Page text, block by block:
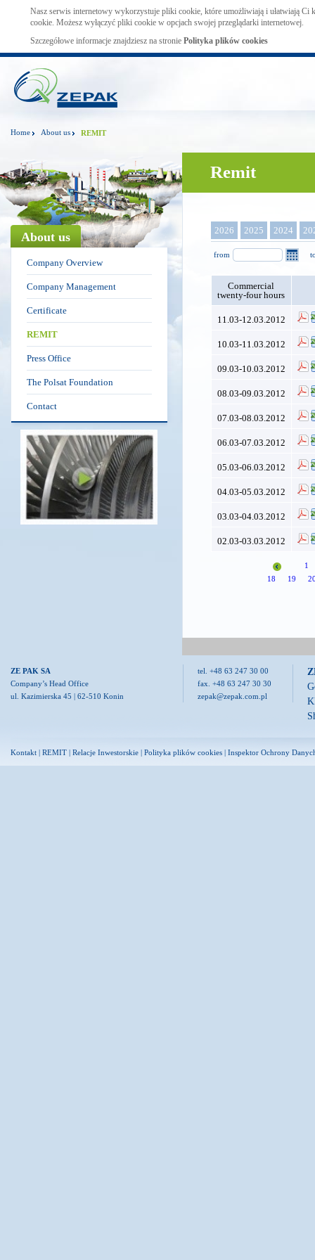
Nasz serwis internetowy wykorzystuje pliki cookie, które umożliwiają i ułatwiają Ci
cookie. Możesz wyłączyć pliki cookie w opcjach swojej przeglądarki internetowej.
Szczegółowe informacje znajdziesz na stronie Polityka plików cookies
Home About us REMIT
About us
Company Overview
Company Management
Certificate
REMIT
Press Office
The Polsat Foundation
Contact
Remit
2026 2025 2024
from
Commercial
twenty-four hours
11.03-12.03.2012
10.03-11.03.2012
09.03-10.03.2012
08.03-09.03.2012
07.03-08.03.2012
06.03-07.03.2012
05.03-06.03.2012
04.03-05.03.2012
03.03-04.03.2012
02.03-03.03.2012
1
18
19
ZE PAK SA
Company’s Head Office
ul. Kazimierska 45 | 62-510 Konin
tel. +48 63 247 30 00
fax. +48 63 247 30 30
zepak@zepak.com.pl
Kontakt | REMIT | Relacje Inwestorskie | Polityka plików cookies | Inspektor Ochrony